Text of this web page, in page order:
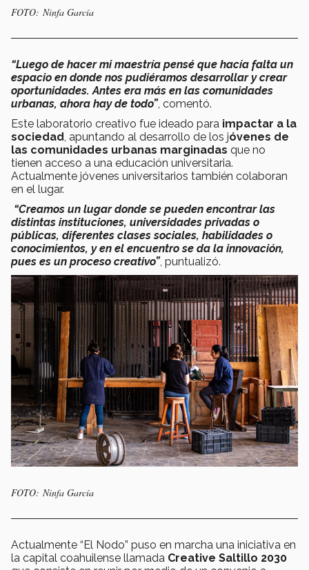
FOTO: Ninfa García
“Luego de hacer mi maestría pensé que hacía falta un
espacio en donde nos pudiéramos desarrollar y crear
oportunidades. Antes era más en las comunidades
urbanas, ahora hay de todo”, comentó.
Este laboratorio creativo fue ideado para impactar a la
sociedad, apuntando al desarrollo de los jóvenes de
las comunidades urbanas marginadas que no
tienen acceso a una educación universitaria.
Actualmente jóvenes universitarios también colaboran
en el lugar.
“Creamos un lugar donde se pueden encontrar las
distintas instituciones, universidades privadas o
públicas, diferentes clases sociales, habilidades o
conocimientos, y en el encuentro se da la innovación,
pues es un proceso creativo”, puntualizó.
FOTO: Ninfa García
Actualmente “El Nodo” puso en marcha una iniciativa en
la capital coahuilense llamada Creative Saltillo 2030